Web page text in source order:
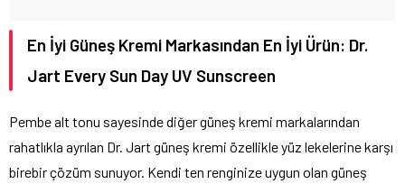
En İyi Güneş Kremi Markasından En İyi Ürün: Dr.
Jart Every Sun Day UV Sunscreen
Pembe alt tonu sayesinde diğer güneş kremi markalarından
rahatlıkla ayrılan Dr. Jart güneş kremi özellikle yüz lekelerine karşı
birebir çözüm sunuyor. Kendi ten renginize uygun olan güneş